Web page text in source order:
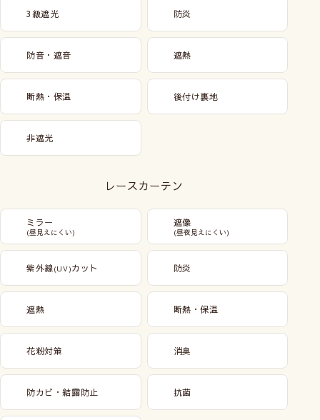
3級遮光 防炎
防音・遮音 遮熱
断熱・保温 後付け裏地
非遮光
レースカーテン
ミラー
(昼見えにくい)
遮像
(昼夜見えにくい)
紫外線(UV)カット 防炎
遮熱 断熱・保温
花粉対策 消臭
防カビ・結露防止 抗菌